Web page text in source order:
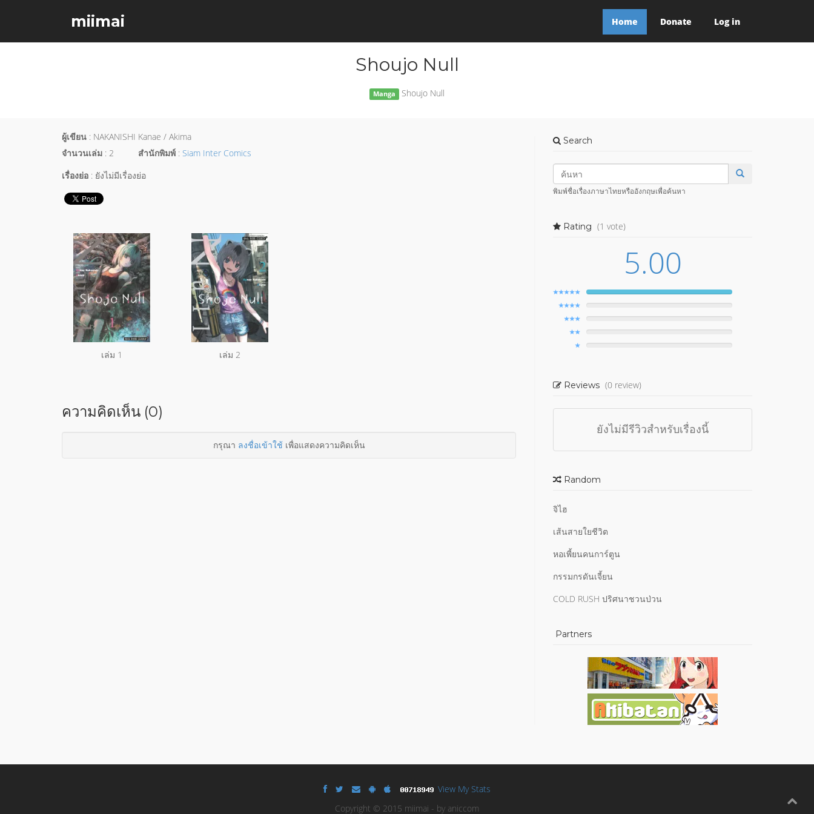
miimai Home Donate Log in
Shoujo Null
Manga Shoujo Null
ผู้เขียน : NAKANISHI Kanae / Akima
จำนวนเล่ม : 2 สำนักพิมพ์ : Siam Inter Comics
เรื่องย่อ : ยังไม่มีเรื่องย่อ
เล่ม 1 เล่ม 2
ความคิดเห็น (0)
กรุณา ลงชื่อเข้าใช้เพื่อแสดงความคิดเห็น
Search
พิมพ์ชื่อเรื่องภาษาไทยหรืออังกฤษเพื่อค้นหา
Rating (1 vote)
5.00
Reviews (0 review)
ยังไม่มีรีวิวสำหรับเรื่องนี้
Random
จิไฮ
เส้นสายใยชีวิต
หอเพี้ยนคนการ์ตูน
กรรมกรดันเจี้ยน
COLD RUSH ปริศนาชวนป่วน
Partners
View My Stats
Copyright © 2015 miimai - by aniccom